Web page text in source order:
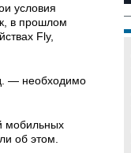
условия
в прошлом
Fly,
— необходимо
мобильных
об этом.